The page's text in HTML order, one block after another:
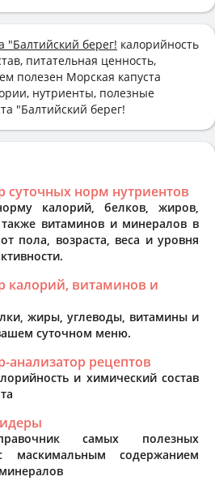
"Балтийский берег! калорийность
питательная ценность,
полезен Морская капуста
нутриенты, полезные
"Балтийский берег!
суточных норм нутриентов
калорий, белков, жиров,
также витаминов и минералов в
пола, возраста, веса и уровня
калорий, витаминов и
жиры, углеводы, витамины и
суточном меню.
анализатор рецептов
и химический состав
самых полезных
маскимальным содержанием